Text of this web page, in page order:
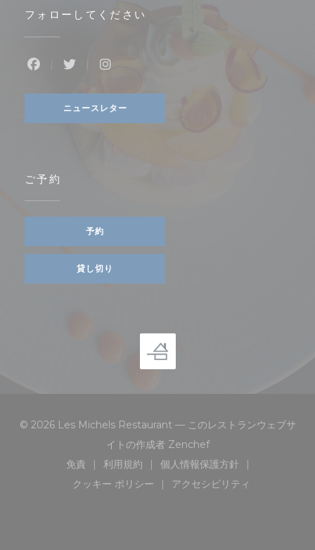
フォローしてください
ニュースレター
ご予約
予約
貸し切り
© 2026 Les Michels Restaurant — このレストランウェブサ
イトの作成者 Zenchef((新しいウィンドウで
免責
((新しいウィンドウで開きます))
利用規約
((新しいウィンドウで開きます))
個人情報保護方針
((新しいウィンドウで
クッキー ポリシー
((新しいウィンドウで開きます))
アクセシビリティ
((新しいウィンドウで